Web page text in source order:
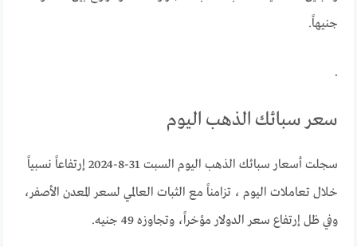
جنيهاً.
.
سعر سبائك الذهب اليوم
سجلت أسعار سبائك الذهب اليوم السبت 31-8-2024 إرتفاعاً نسبياً
خلال تعاملات اليوم ، تزامناً مع الثبات العالمي لسعر المعدن الأصفر،
وفي ظل إرتفاع سعر الدولار مؤخراً، وتجاوزه 49 جنيه.